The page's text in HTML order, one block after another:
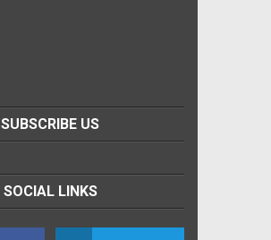
SUBSCRIBE US
SOCIAL LINKS